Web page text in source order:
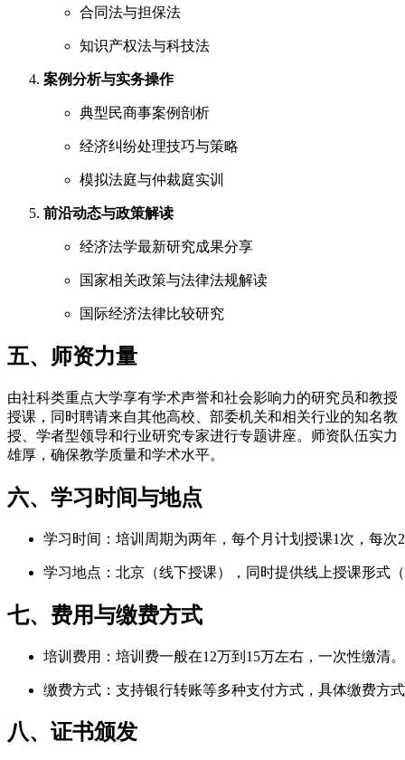
合同法与担保法
知识产权法与科技法
案例分析与实务操作
典型民商事案例剖析
经济纠纷处理技巧与策略
模拟法庭与仲裁庭实训
前沿动态与政策解读
经济法学最新研究成果分享
国家相关政策与法律法规解读
国际经济法律比较研究
五、师资力量
由社科类重点大学享有学术声誉和社会影响力的研究员和教授
授课，同时聘请来自其他高校、部委机关和相关行业的知名教
授、学者型领导和行业研究专家进行专题讲座。师资队伍实力
雄厚，确保教学质量和学术水平。
六、学习时间与地点
学习时间：培训周期为两年，每个月计划授课1次，每
学习地点：北京（线下授课），同时提供线上授课形式
七、费用与缴费方式
培训费用：培训费一般在12万到15万左右，一次性缴清
缴费方式：支持银行转账等多种支付方式，具体缴费方
八、证书颁发